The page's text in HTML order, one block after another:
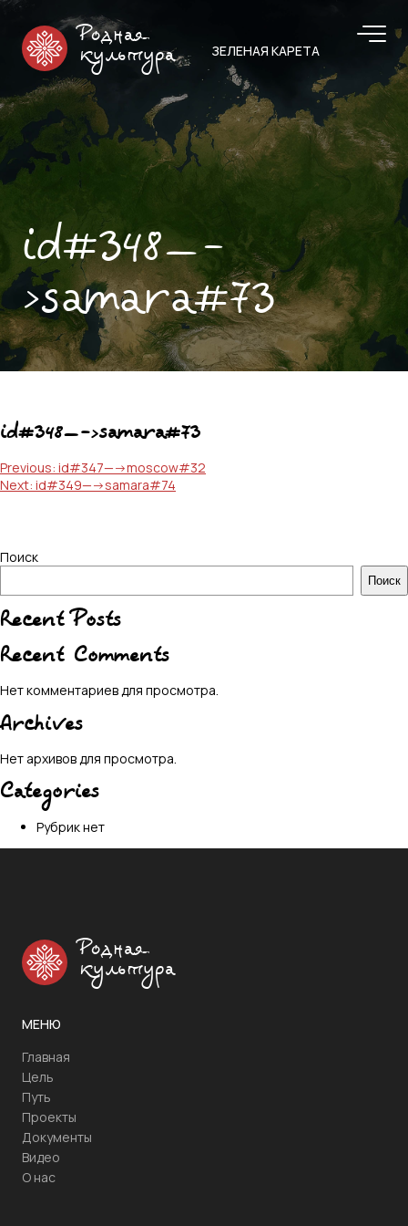
Родная
культура
ЗЕЛЕНАЯ КАРЕТА
id#348—-
>samara#73
id#348—->samara#73
Навигация
по
Previous: id#347—->moscow#32
Next: id#349—->samara#74
Поиск
Поиск
Recent Posts
Recent Comments
Нет комментариев для просмотра.
Archives
Нет архивов для просмотра.
Categories
Рубрик нет
Родная
культура
МЕНЮ
Главная
Цель
Путь
Проекты
Документы
Видео
О нас